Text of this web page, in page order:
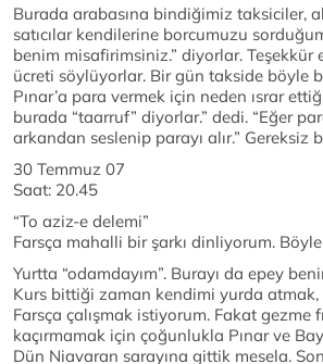
Burada arabasına bindiğimiz taksiciler,
satıcılar kendilerine borcumuzu
benim misafirimsiniz.” diyorlar. Teşekkür
ücreti söylüyorlar. Bir gün takside böyle
Pınar’a para vermek için neden ısrar
burada “taarruf” diyorlar.” dedi. “Eğer
arkandan seslenip parayı alır.” Gereksiz
30 Temmuz 07
Saat: 20.45
“To aziz-e delemi”
Farsça mahalli bir şarkı dinliyorum. Böyle
Yurtta “odamdayım”. Burayı da epey
Kurs bittiği zaman kendimi yurda
Farsça çalışmak istiyorum. Fakat gezme
kaçırmamak için çoğunlukla Pınar ve
Dün Niavaran sarayına gittik mesela.